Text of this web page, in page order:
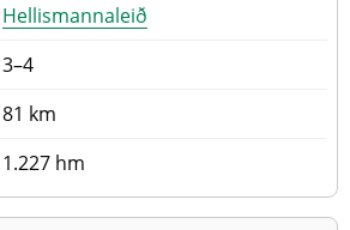
Hellismannaleið
3–4
81 km
1.227 hm